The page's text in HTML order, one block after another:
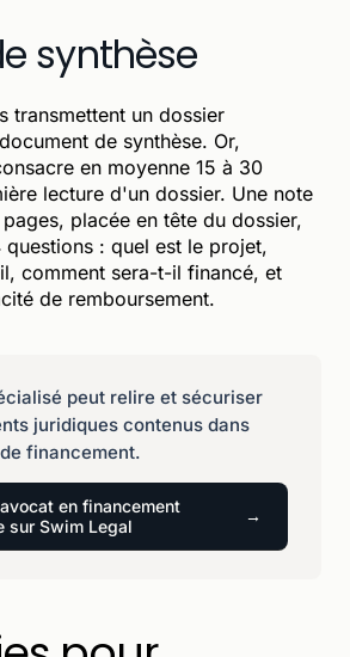
synthèse
transmettent un dossier
de synthèse. Or,
en moyenne 15 à 30
lecture d'un dossier. Une note
placée en tête du dossier,
: quel est le projet,
comment sera-t-il financé, et
de remboursement.
peut relire et sécuriser
juridiques contenus dans
financement.
en financement
sur Swim Legal